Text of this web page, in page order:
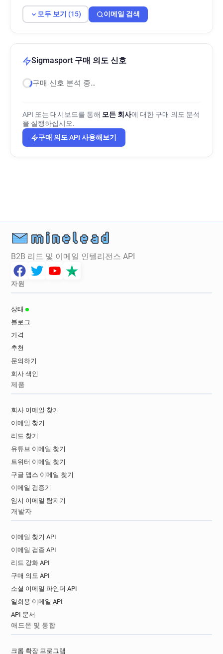
f*****@sigmasport.co.uk
t******@sigmasport.co.uk
m************@sigmasport.co.uk
j************@sigmasport.co.uk
z*******@sigmasport.co.uk
g*****@sigmasport.co.uk
모두 보기 (15) 이메일 검색
Sigmasport 구매 의도 신호
구매 신호 분석 중…
API 또는 대시보드를 통해 모든 회사에 대한 구매 의도 분석
을 실행하십시오.
구매 의도 API 사용해보기
B2B 리드 및 이메일 인텔리전스 API
자원
상태
블로그
가격
추천
문의하기
회사 색인
제품
회사 이메일 찾기
이메일 찾기
리드 찾기
유튜브 이메일 찾기
트위터 이메일 찾기
구글 맵스 이메일 찾기
이메일 검증기
임시 이메일 탐지기
개발자
이메일 찾기 API
이메일 검증 API
리드 강화 API
구매 의도 API
소셜 이메일 파인더 API
일회용 이메일 API
API 문서
애드온 및 통합
크롬 확장 프로그램